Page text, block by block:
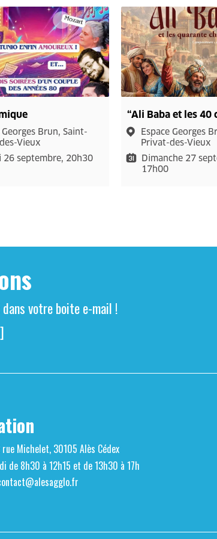
Georges Brun, Saint-
Vieux
26 septembre, 20h30
“Ali Baba et les 40
Espace Georges
Privat-des-Vieux
Dimanche 27
17h00
votre boite e-mail !
Michelet, 30105 Alès Cédex
de 8h30 à 12h15 et de 13h30 à 17h